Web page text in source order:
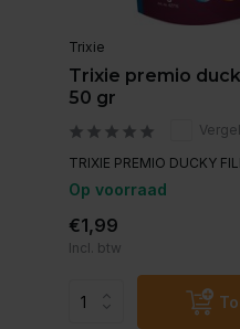
Trixie
Trixie premio
50 gr
TRIXIE PREMIO DUCKY
Op voorraad
€1,99
Incl. btw